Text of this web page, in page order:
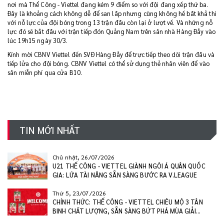
nơi mà Thể Công - Viettel đang kém 9 điểm so với đội đang xếp thứ ba.
Đây là khoảng cách không dễ để san lấp nhưng cũng không hề bất khả thi
với nỗ lực của đội bóng trong 13 trận đấu còn lại ở lượt về. Và những nỗ
lực đó sẽ bắt đầu với trận tiếp đón Quảng Nam trên sân nhà Hàng Đẫy vào
lúc 19h15 ngày 30/3.
Kính mời CBNV Viettel đến SVĐ Hàng Đẫy để trực tiếp theo dõi trận đấu và
tiếp lửa cho đội bóng. CBNV Viettel có thể sử dụng thẻ nhân viên để vào
sân miễn phí qua cửa B10.
TIN MỚI NHẤT
Chủ nhật, 26/07/2026
U21 THỂ CÔNG - VIETTEL GIÀNH NGÔI Á QUÂN QUỐC
GIA: LỨA TÀI NĂNG SẴN SÀNG BƯỚC RA V.LEAGUE
Thứ 5, 23/07/2026
CHÍNH THỨC: THỂ CÔNG - VIETTEL CHIÊU MỘ 3 TÂN
BINH CHẤT LƯỢNG, SẴN SÀNG BỨT PHÁ MÙA GIẢI